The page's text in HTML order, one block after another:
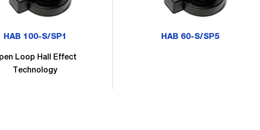
HAB 100-S/SP1
Loop Hall Effect
Technology
HAB 60-S/SP5